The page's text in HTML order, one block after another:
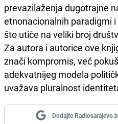
prevazilaženja dugotrajne
etnonacionalnih paradigmi
što utiče na veliki broj
Za autora i autorice ove
znači kompromis, već
adekvatnijeg modela
uvažava pluralnost
Dodajte